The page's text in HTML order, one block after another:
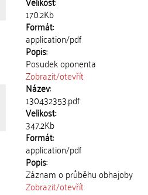
170.2Kb
Formát:
application/pdf
Popis:
Posudek oponenta
Zobrazit/otevřít
Název:
130432353.pdf
Velikost:
347.2Kb
Formát:
application/pdf
Popis:
Záznam o průběhu obhajoby
Zobrazit/otevřít